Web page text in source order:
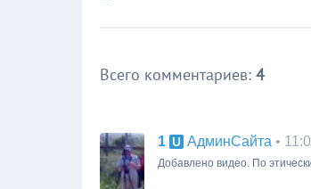
Всего комментариев: 4
1 АдминСайта •
Добавлено видео. По